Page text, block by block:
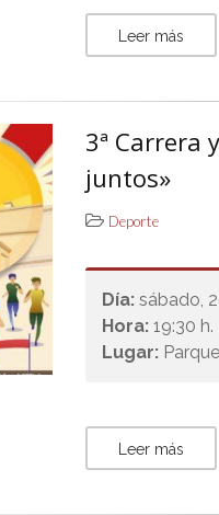
Leer más
3ª Carrera
juntos»
Deporte
Día:sábado,
Hora:19:30 h.
Lugar:
Leer más